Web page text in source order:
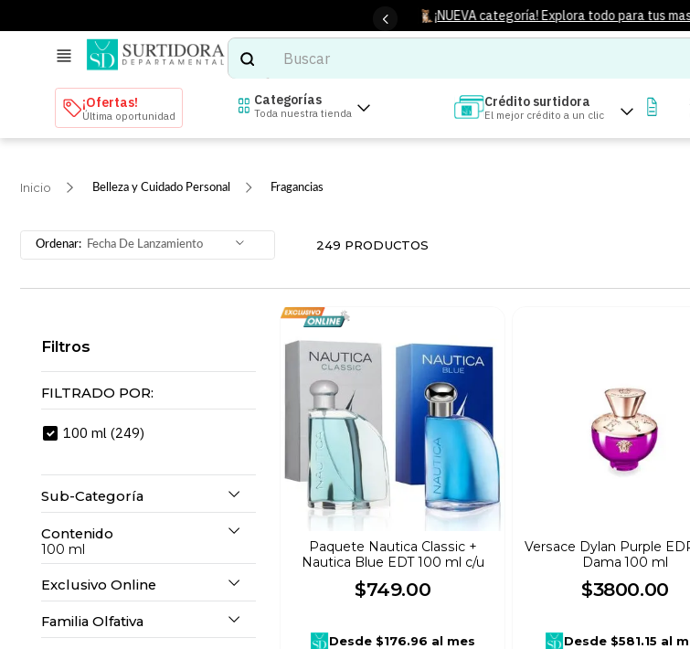
¡NUEVA categoría! Explora todo para tus
Buscar
TÉRMINOS MÁS BUSCADOS
mochilas
5.
tenis
6.
colchones
bocinas
audifonos
¡Ofertas!
Última oportunidad
Categorías
Toda nuestra tienda
Crédito surtidora
El mejor crédito a un clic
Belleza y Cuidado Personal Fragancias
Fecha De Lanzamiento 249 PRODUCTOS
Filtros
FILTRADO POR:
100 ml (249)
Sub-Categoría
Hombre
Mujer (98)
Sets para Mujer (8)
Contenido
100 ml
100 ml (249)
Exclusivo Online
Si (77)
Familia Olfativa
Paquete Nautica Classic +
Nautica Blue EDT 100 ml c/u
$749.00
Desde $176.96 al mes
Versace Dylan Purple
Dama 100 ml
$3800.00
Desde $581.15 al